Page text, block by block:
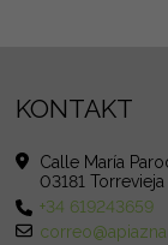
KONTAKT
Calle María
03181
+34 619243659